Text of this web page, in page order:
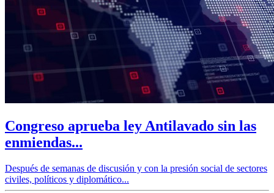
Congreso aprueba ley Antilavado sin las
enmiendas...
Después de semanas de discusión y con la presión social de sectores
civiles, políticos y diplomático...